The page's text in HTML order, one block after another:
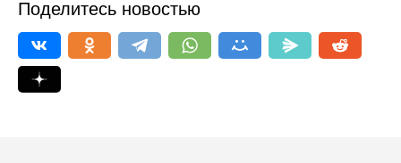
Поделитесь новостью